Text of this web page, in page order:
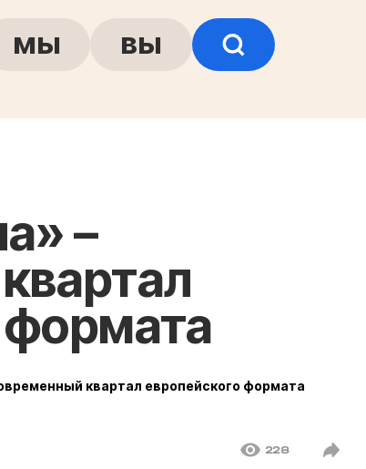
мы вы
–
формата
квартал европейского формата
228